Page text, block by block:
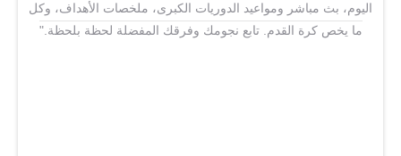
اليوم، بث مباشر ومواعيد الدوريات الكبرى، ملخصات الأهداف، وكل
ما يخص كرة القدم. تابع نجومك وفرقك المفضلة لحظة بلحظة."